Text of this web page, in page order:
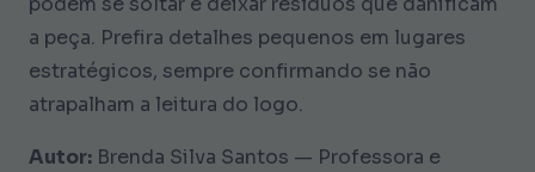
a peça. Prefira detalhes pequenos em lugares
estratégicos, sempre confirmando se não
atrapalham a leitura do logo.
Autor: Brenda Silva Santos — Professora e